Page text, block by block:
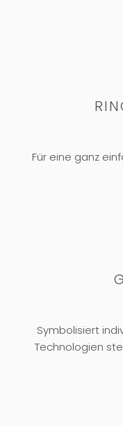
Für eine ganz
Symbolisiert
Technologien